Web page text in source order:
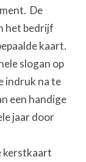
De
het bedrijf
kaart.
slogan op
indruk na te
een handige
jaar door
kerstkaart